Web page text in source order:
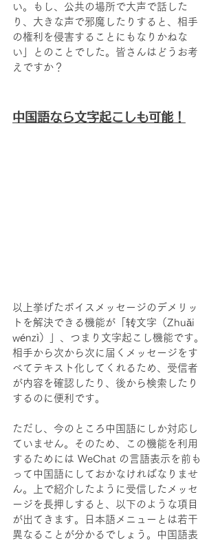
い。もし、公共の場所で大声で話した
り、大きな声で邪魔したりすると、相手
の権利を侵害することにもなりかねな
い」とのことでした。皆さんはどうお考
えですか？
中国語なら文字起こしも可能！
以上挙げたボイスメッセージのデメリッ
トを解決できる機能が「转文字（Zhuǎi
wénzì）」、つまり文字起こし機能です。
相手から次から次に届くメッセージをす
べてテキスト化してくれるため、受信者
が内容を確認したり、後から検索したり
するのに便利です。
ただし、今のところ中国語にしか対応し
ていません。そのため、この機能を利用
するためには WeChat の言語表示を前も
って中国語にしておかなければなりませ
ん。上で紹介したように受信したメッセ
ージを長押しすると、以下のような項目
が出てきます。日本語メニューとは若干
異なることが分かるでしょう。中国語表